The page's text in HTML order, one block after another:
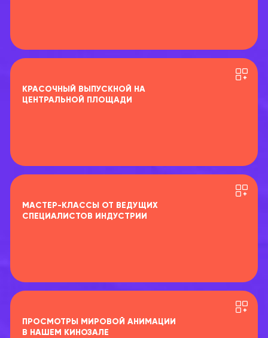
КРАСОЧНЫЙ ВЫПУСКНОЙ НА
ЦЕНТРАЛЬНОЙ ПЛОЩАДИ
МАСТЕР-КЛАССЫ ОТ ВЕДУЩИХ
СПЕЦИАЛИСТОВ ИНДУСТРИИ
ПРОСМОТРЫ МИРОВОЙ АНИМАЦИИ
В НАШЕМ КИНОЗАЛЕ